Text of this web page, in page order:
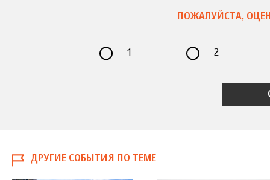
ПОЖАЛУЙСТА,
1 2
ДРУГИЕ СОБЫТИЯ ПО ТЕМЕ